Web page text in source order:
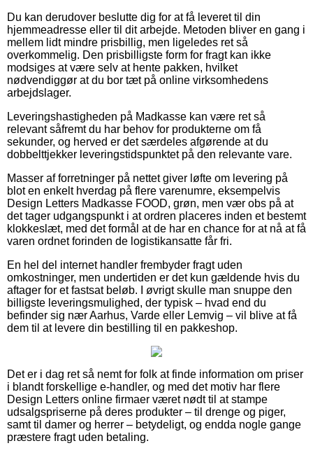
Du kan derudover beslutte dig for at få leveret til din
hjemmeadresse eller til dit arbejde. Metoden bliver en gang i
mellem lidt mindre prisbillig, men ligeledes ret så
overkommelig. Den prisbilligste form for fragt kan ikke
modsiges at være selv at hente pakken, hvilket
nødvendiggør at du bor tæt på online virksomhedens
arbejdslager.
Leveringshastigheden på Madkasse kan være ret så
relevant såfremt du har behov for produkterne om få
sekunder, og herved er det særdeles afgørende at du
dobbelttjekker leveringstidspunktet på den relevante vare.
Masser af forretninger på nettet giver løfte om levering på
blot en enkelt hverdag på flere varenumre, eksempelvis
Design Letters Madkasse FOOD, grøn, men vær obs på at
det tager udgangspunkt i at ordren placeres inden et bestemt
klokkeslæt, med det formål at de har en chance for at nå at få
varen ordnet forinden de logistikansatte får fri.
En hel del internet handler frembyder fragt uden
omkostninger, men undertiden er det kun gældende hvis du
aftager for et fastsat beløb. I øvrigt skulle man snuppe den
billigste leveringsmulighed, der typisk – hvad end du
befinder sig nær Aarhus, Varde eller Lemvig – vil blive at få
dem til at levere din bestilling til en pakkeshop.
Det er i dag ret så nemt for folk at finde information om priser
i blandt forskellige e-handler, og med det motiv har flere
Design Letters online firmaer været nødt til at stampe
udsalgspriserne på deres produkter – til drenge og piger,
samt til damer og herrer – betydeligt, og endda nogle gange
præstere fragt uden betaling.